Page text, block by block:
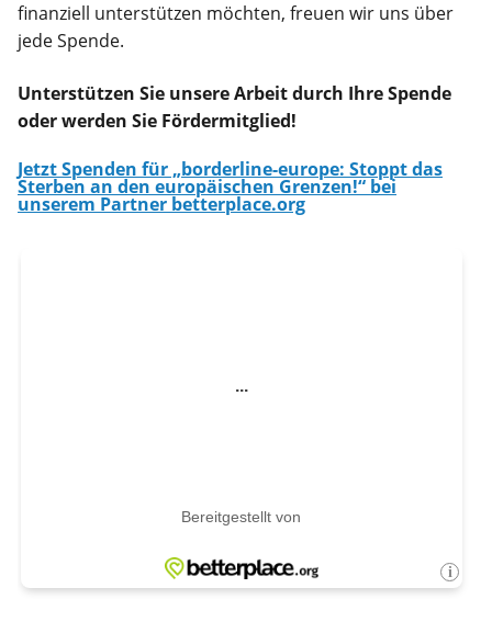
finanziell unterstützen möchten, freuen wir uns über
jede Spende.
Unterstützen Sie unsere Arbeit durch Ihre Spende
oder werden Sie Fördermitglied!
Jetzt Spenden für „borderline-europe: Stoppt das
Sterben an den europäischen Grenzen!“ bei
unserem Partner betterplace.org